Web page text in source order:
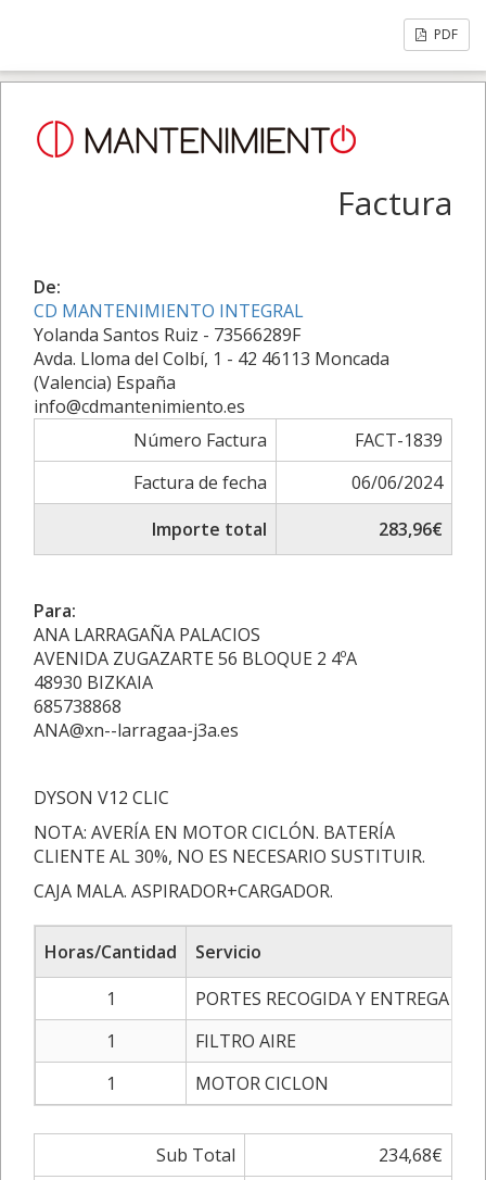
PDF
Factura
De:
CD MANTENIMIENTO INTEGRAL
Yolanda Santos Ruiz - 73566289F
Avda. Lloma del Colbí, 1 - 42 46113 Moncada
(Valencia) España
info@cdmantenimiento.es
Número Factura
FACT-1839
Factura de fecha
06/06/2024
Importe total
283,96€
Para:
ANA LARRAGAÑA PALACIOS
AVENIDA ZUGAZARTE 56 BLOQUE 2 4ºA
48930 BIZKAIA
685738868
ANA@xn--larragaa-j3a.es
DYSON V12 CLIC
NOTA: AVERÍA EN MOTOR CICLÓN. BATERÍA
CLIENTE AL 30%, NO ES NECESARIO SUSTITUIR.
CAJA MALA. ASPIRADOR+CARGADOR.
Horas/Cantidad Servicio
1
PORTES RECOGIDA Y ENTREGA
1
FILTRO AIRE
1
MOTOR CICLON
Sub Total
234,68€